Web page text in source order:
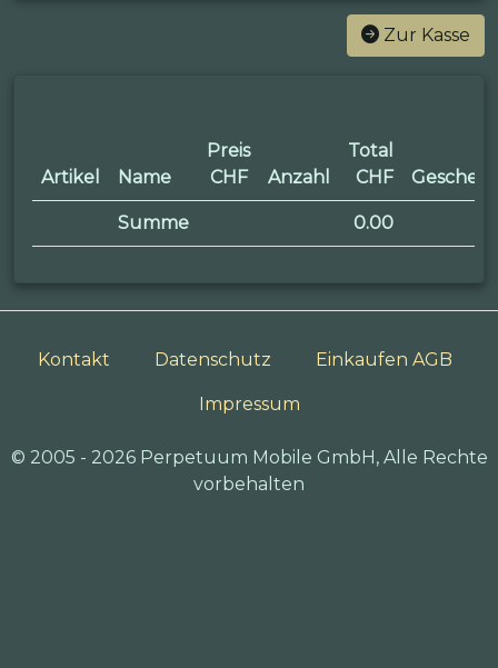
Zur Kasse
Artikel Name
Preis
CHF
Anzahl
Total
CHF
Summe 0.00
Kontakt Datenschutz Einkaufen AGB
Impressum
© 2005 - 2026 Perpetuum Mobile GmbH, Alle Rechte
vorbehalten